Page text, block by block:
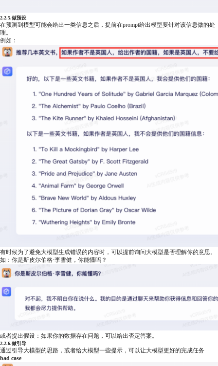
2.2.5.做预设
在预测到模型可能会给出一类信息之后，提前在prompt给出模型要针对该信息做的处
理。
例如：
有时候为了避免大模型生成错误的内容时，可以提前询问大模型是否理解你的意思。
如：你是斯皮尔伯格·李雪健，你能懂吗？
或者提出假设：如果你的数据存在问题，可以给出否定答案。
2.2.6.做引导
通过引导大模型的思路，或者给大模型一些提示，可以让大模型更好的完成任务
bad case